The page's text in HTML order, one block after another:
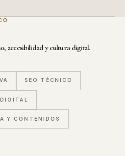
accesibilidad y cultura digital.
SEO TÉCNICO
Y CONTENIDOS